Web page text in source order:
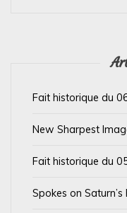
Fait historique du
New Sharpest
Fait historique du
Spokes on Saturn’s